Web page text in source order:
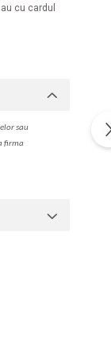
cu cardul
sau
firma